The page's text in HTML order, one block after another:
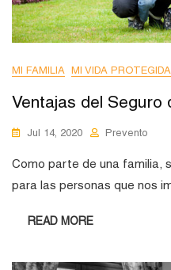
MI FAMILIA MI VIDA PROTEGIDA
Ventajas del Seguro
Jul 14, 2020 Prevento
Como parte de una familia,
para las personas que nos
READ MORE